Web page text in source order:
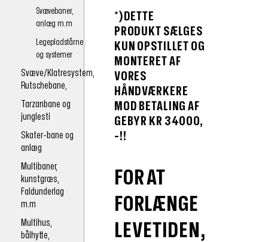
Svævebaner,
anlæg m.m
Legepladstårne
og systemer
Svæve/Klatresystem,
Rutschebane,
Tarzanbane og
junglesti
Skater-bane og
anlæg
Multibaner,
kunstgræs,
Faldunderlag
m.m
Multihus,
bålhytte,
*)DETTE
PRODUKT SÆLGES
KUN OPSTILLET OG
MONTERET AF
VORES
HÅNDVÆRKERE
MOD BETALING AF
GEBYR KR 34000,
-!!
FOR AT
FORLÆNGE
LEVETIDEN,